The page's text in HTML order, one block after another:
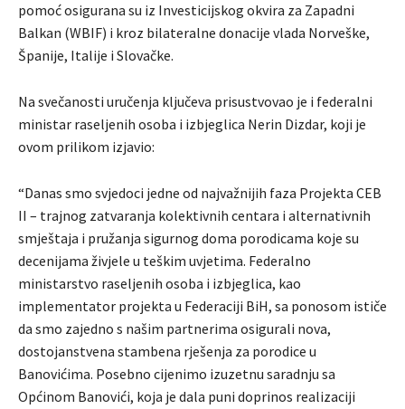
pomoć osigurana su iz Investicijskog okvira za Zapadni
Balkan (WBIF) i kroz bilateralne donacije vlada Norveške,
Španije, Italije i Slovačke.
Na svečanosti uručenja ključeva prisustvovao je i federalni
ministar raseljenih osoba i izbjeglica Nerin Dizdar, koji je
ovom prilikom izjavio:
“Danas smo svjedoci jedne od najvažnijih faza Projekta CEB
II – trajnog zatvaranja kolektivnih centara i alternativnih
smještaja i pružanja sigurnog doma porodicama koje su
decenijama živjele u teškim uvjetima. Federalno
ministarstvo raseljenih osoba i izbjeglica, kao
implementator projekta u Federaciji BiH, sa ponosom ističe
da smo zajedno s našim partnerima osigurali nova,
dostojanstvena stambena rješenja za porodice u
Banovićima. Posebno cijenimo izuzetnu saradnju sa
Općinom Banovići, koja je dala puni doprinos realizaciji